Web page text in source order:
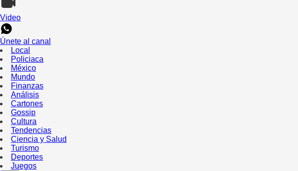
Video
Únete al canal
Local
Policiaca
México
Mundo
Finanzas
Análisis
Cartones
Gossip
Cultura
Tendencias
Ciencia y Salud
Turismo
Deportes
Juegos